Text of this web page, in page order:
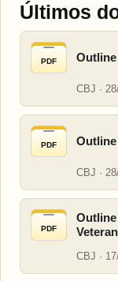
Últimos
PDF
CBJ ·
PDF
CBJ ·
PDF
CBJ ·